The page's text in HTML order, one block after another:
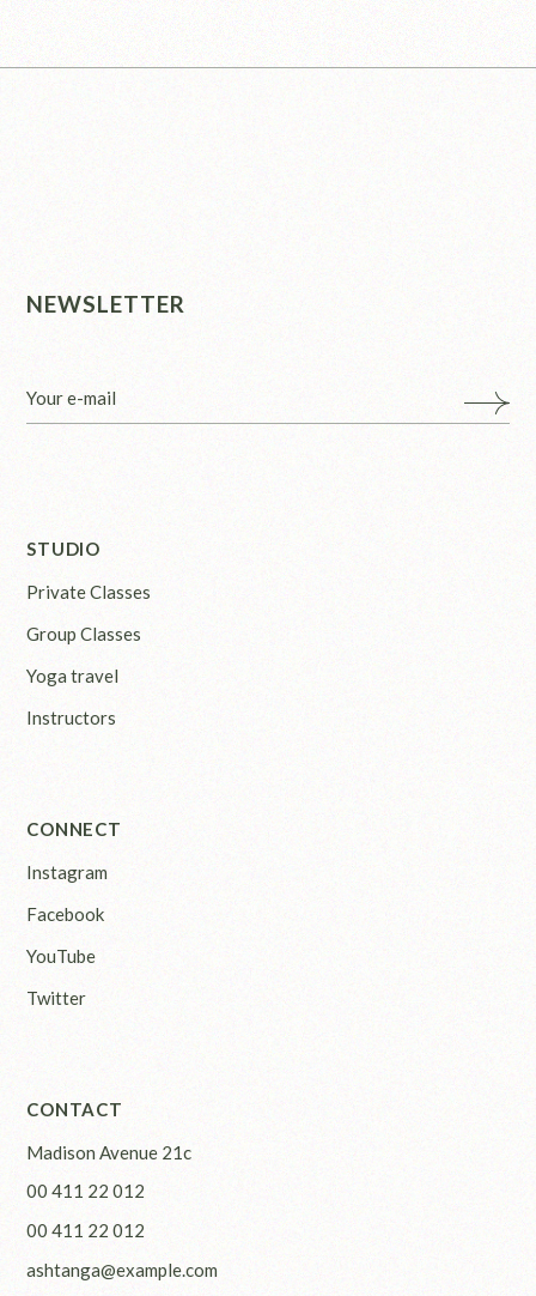
NEWSLETTER
STUDIO
Private Classes
Group Classes
Yoga travel
Instructors
CONNECT
Instagram
Facebook
YouTube
Twitter
CONTACT
Madison Avenue 21c
00 411 22 012
00 411 22 012
ashtanga@example.com